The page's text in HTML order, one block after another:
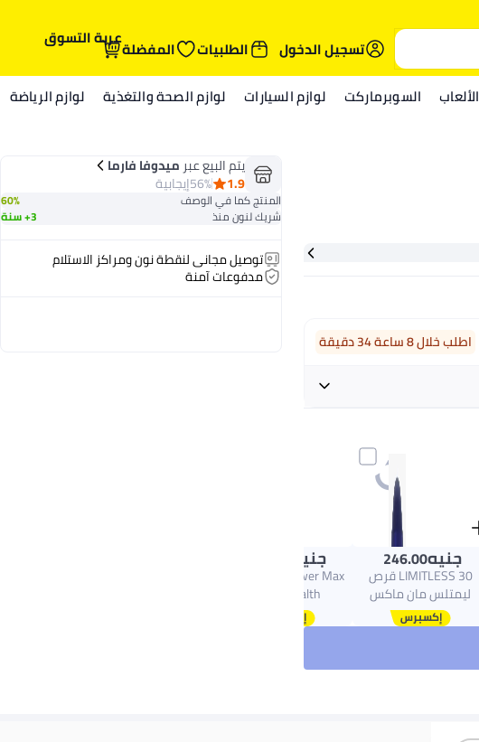
تسجيل الدخول
الطلبيات المفضلةعربة التسوق
الألعاب السوبرماركت لوازم السيارات لوازم الصحة والتغذية لوازم الرياضة
اطلب خلال 8 ساعة 34 دقيقة
جنيه246.00
LIMITLESS 30 قرص
ليمتلس مان ماكس
جنيه
LIMITLESS Power Max
Men’s Health
Supplement – 30 Tablets
يتم البيع عبر ميدوفا فارما
1.9
56%إيجابية
المنتج كما في الوصف 60%
شريك لنون منذ 3+ سنة
توصيل مجاني لنقطة نون ومراكز الاستلام
مدفوعات آمنة